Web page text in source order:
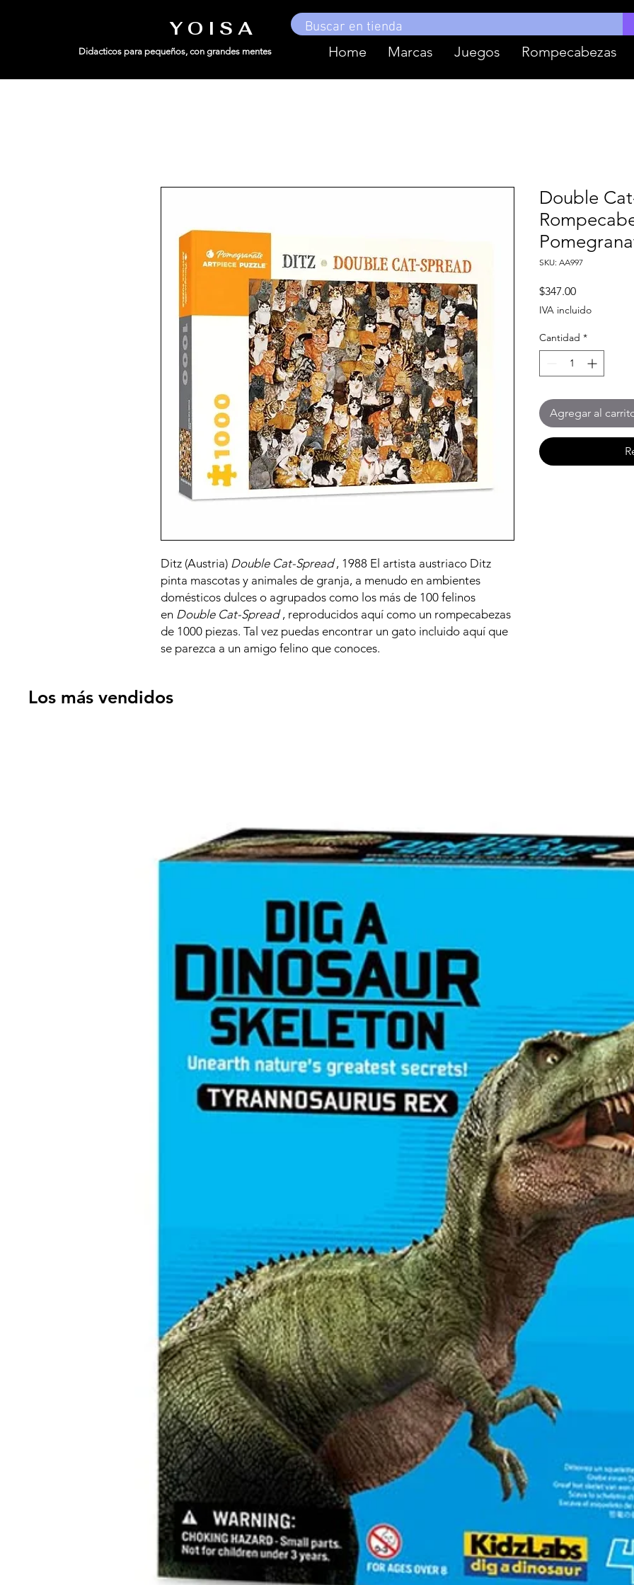
Y O I S A
Didacticos para pequeños, con grandes mentes Home Marcas Juegos Rompecabezas
Ditz (Austria) Double Cat-Spread, 1988 El artista austriaco Ditz
pinta mascotas y animales de granja, a menudo en ambientes
domésticos dulces o agrupados como los más de 100 felinos
en Double Cat-Spread, reproducidos aquí como un rompecabezas
de 1000 piezas. Tal vez puedas encontrar un gato incluido aquí que
se parezca a un amigo felino que conoces.
Double
SKU: AA997
$347.00Precio
IVA incluido
Cantidad *
Agregar al
Los más vendidos